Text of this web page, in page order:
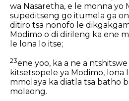
wa Nasaretha, e le monna yo
supeditseng go itumela ga
ditiro tsa nonofo le
Modimo o di dirileng ka ene
le lona lo itse;
23ene yoo, ka a ne a
kitsetsopele ya Modimo, lona
mmolaya ka diatla tsa batho
molaong.